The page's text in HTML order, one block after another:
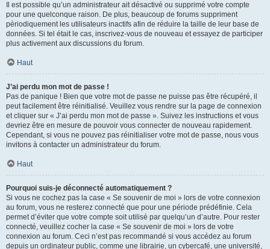
Il est possible qu’un administrateur ait désactivé ou supprimé votre compte
pour une quelconque raison. De plus, beaucoup de forums suppriment
périodiquement les utilisateurs inactifs afin de réduire la taille de leur base de
données. Si tel était le cas, inscrivez-vous de nouveau et essayez de participer
plus activement aux discussions du forum.
Haut
J’ai perdu mon mot de passe !
Pas de panique ! Bien que votre mot de passe ne puisse pas être récupéré, il
peut facilement être réinitialisé. Veuillez vous rendre sur la page de connexion
et cliquer sur « J’ai perdu mon mot de passe ». Suivez les instructions et vous
devriez être en mesure de pouvoir vous connecter de nouveau rapidement.
Cependant, si vous ne pouvez pas réinitialiser votre mot de passe, nous vous
invitons à contacter un administrateur du forum.
Haut
Pourquoi suis-je déconnecté automatiquement ?
Si vous ne cochez pas la case « Se souvenir de moi » lors de votre connexion
au forum, vous ne resterez connecté que pour une période prédéfinie. Cela
permet d’éviter que votre compte soit utilisé par quelqu’un d’autre. Pour rester
connecté, veuillez cocher la case « Se souvenir de moi » lors de votre
connexion au forum. Ceci n’est pas recommandé si vous accédez au forum
depuis un ordinateur public, comme une librairie, un cybercafé, une université,